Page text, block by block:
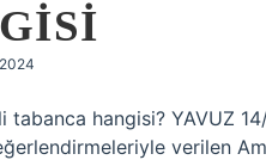
tabanca hangisi? YAVUZ
verilen